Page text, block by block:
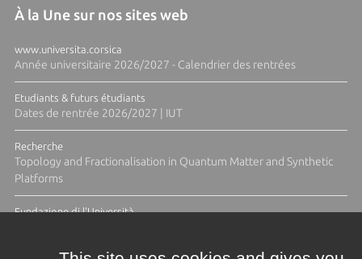
À la Une sur nos sites web
www.universita.corsica
Année universitaire 2026/2027 - Calendrier des rentrées
Etudiants & futurs étudiants
Dates de rentrée 2026/2027 | IUT
Recherche
Topology and Fractionalisation in Quantum Matter and Synthetic
Platforms
Fundazione di l'Università